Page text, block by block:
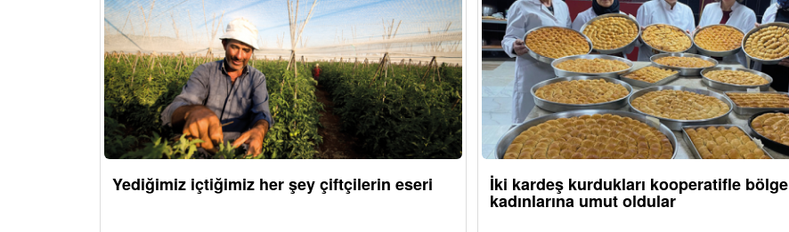
Yediğimiz içtiğimiz her şey çiftçilerin eseri İki kardeş kurdukları kooperatifle bölge
kadınlarına umut oldular